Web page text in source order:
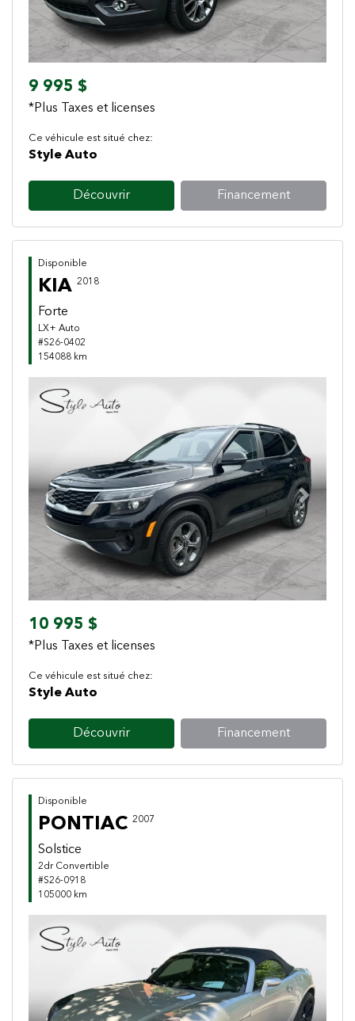
9 995 $
*Plus Taxes et licenses
Ce véhicule est situé chez:
Style Auto
Découvrir Financement
Disponible
KIA 2018
Forte
LX+ Auto
#S26-0402
154088 km
Previous Next
10 995 $
*Plus Taxes et licenses
Ce véhicule est situé chez:
Style Auto
Découvrir Financement
Disponible
PONTIAC 2007
Solstice
2dr Convertible
#S26-0918
105000 km